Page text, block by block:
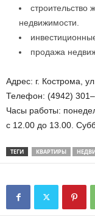
строительство
недвижимости.
продажа
Адрес: г. Кострома,
Телефон: (4942)
Часы работы:
с 12.00 до 13.00.
ТЕГИ КВАРТИРЫ